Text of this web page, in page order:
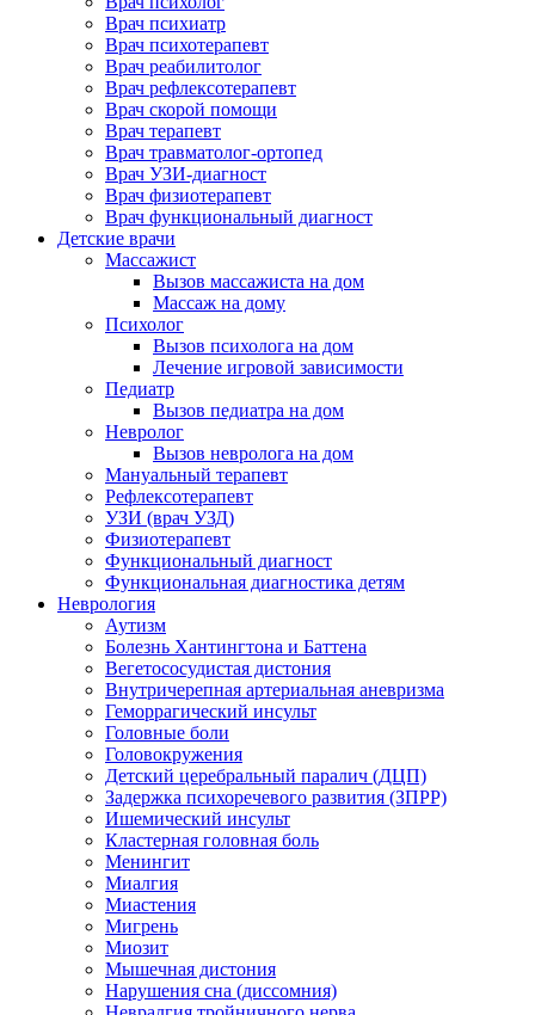
Врач психиатр
Врач психотерапевт
Врач реабилитолог
Врач рефлексотерапевт
Врач скорой помощи
Врач терапевт
Врач травматолог-ортопед
Врач УЗИ-диагност
Врач физиотерапевт
Врач функциональный диагност
Детские врачи
Массажист
Вызов массажиста на дом
Массаж на дому
Психолог
Вызов психолога на дом
Лечение игровой зависимости
Педиатр
Вызов педиатра на дом
Невролог
Вызов невролога на дом
Мануальный терапевт
Рефлексотерапевт
УЗИ (врач УЗД)
Физиотерапевт
Функциональный диагност
Функциональная диагностика детям
Неврология
Аутизм
Болезнь Хантингтона и Баттена
Вегетососудистая дистония
Внутричерепная артериальная аневризма
Геморрагический инсульт
Головные боли
Головокружения
Детский церебральный паралич (ДЦП)
Задержка психоречевого развития (ЗПРР)
Ишемический инсульт
Кластерная головная боль
Менингит
Миалгия
Миастения
Мигрень
Миозит
Мышечная дистония
Нарушения сна (диссомния)